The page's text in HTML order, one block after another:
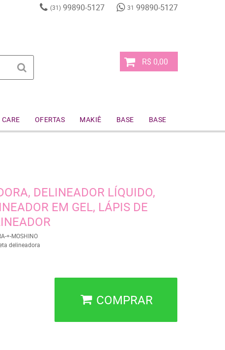
(31)99890-5127 31 99890-5127
R$ 0,00
OFERTAS MAKIÊ BASE BASE
DELINEADOR LÍQUIDO,
EM GEL, LÁPIS DE
+-MOSHINO
delineadora
COMPRAR